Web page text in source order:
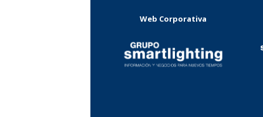
Web Corporativa